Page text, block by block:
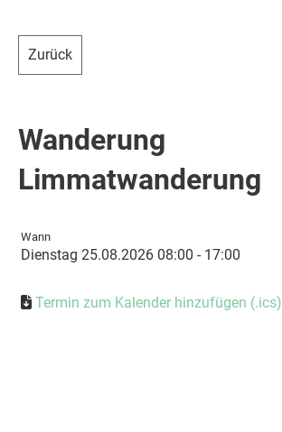
Zurück
Wanderung
Limmatwanderung
Wann
Dienstag 25.08.2026 08:00 - 17:00
Termin zum Kalender hinzufügen (.ics)